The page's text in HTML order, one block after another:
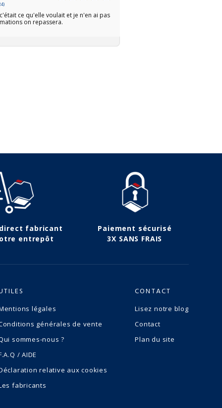
ce qu'elle voulait et je n'en ai pas
on repassera.
fabricant
entrepôt
Paiement sécurisé
3X SANS FRAIS
légales
générales de vente
sommes-nous ?
/ AIDE
relative aux cookies
fabricants
CONTACT
Lisez notre blog
Contact
Plan du site